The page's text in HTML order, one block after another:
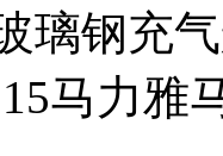
璃钢充
马力雅